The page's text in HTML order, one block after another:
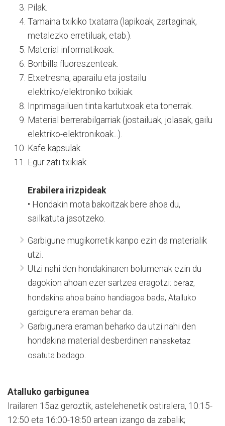
Pilak.
Tamaina txikiko txatarra (lapikoak, zartaginak,
metalezko erretiluak, etab.).
Material informatikoak.
Bonbilla fluoreszenteak.
Etxetresna, aparailu eta jostailu
elektriko/elektroniko txikiak.
Inprimagailuen tinta kartutxoak eta tonerrak.
Material berrerabilgarriak (jostailuak, jolasak, gailu
elektriko-elektronikoak...).
Kafe kapsulak.
Egur zati txikiak.
Erabilera irizpideak
• Hondakin mota bakoitzak bere ahoa du,
sailkatuta jasotzeko.
Garbigune mugikorretik kanpo ezin da materialik
utzi.
Utzi nahi den hondakinaren bolumenak ezin du
dagokion ahoan ezer sartzea eragotzi: beraz,
hondakina ahoa baino handiagoa bada, Atalluko
garbigunera eraman behar da.
Garbigunera eraman beharko da utzi nahi den
hondakina material desberdinen nahasketaz
osatuta badago.
Atalluko garbigunea
Irailaren 15az geroztik, astelehenetik ostiralera, 10:15-
12:50 eta 16:00-18:50 artean izango da zabalik;